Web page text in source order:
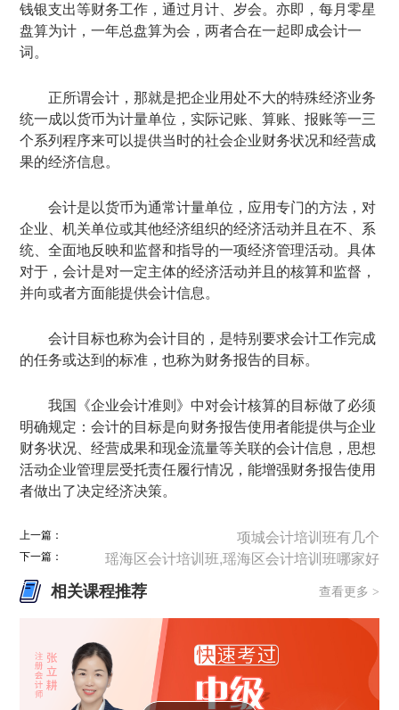
钱银支出等财务工作，通过月计、岁会。亦即，每月零星
盘算为计，一年总盘算为会，两者合在一起即成会计一
词。
正所谓会计，那就是把企业用处不大的特殊经济业务
统一成以货币为计量单位，实际记账、算账、报账等一三
个系列程序来可以提供当时的社会企业财务状况和经营成
果的经济信息。
会计是以货币为通常计量单位，应用专门的方法，对
企业、机关单位或其他经济组织的经济活动并且在不、系
统、全面地反映和监督和指导的一项经济管理活动。具体
对于，会计是对一定主体的经济活动并且的核算和监督，
并向或者方面能提供会计信息。
会计目标也称为会计目的，是特别要求会计工作完成
的任务或达到的标准，也称为财务报告的目标。
我国《企业会计准则》中对会计核算的目标做了必须
明确规定：会计的目标是向财务报告使用者能提供与企业
财务状况、经营成果和现金流量等关联的会计信息，思想
活动企业管理层受托责任履行情况，能增强财务报告使用
者做出了决定经济决策。
上一篇： 项城会计培训班有几个
下一篇： 瑶海区会计培训班,瑶海区会计培训班哪家好
相关课程推荐 查看更多 >